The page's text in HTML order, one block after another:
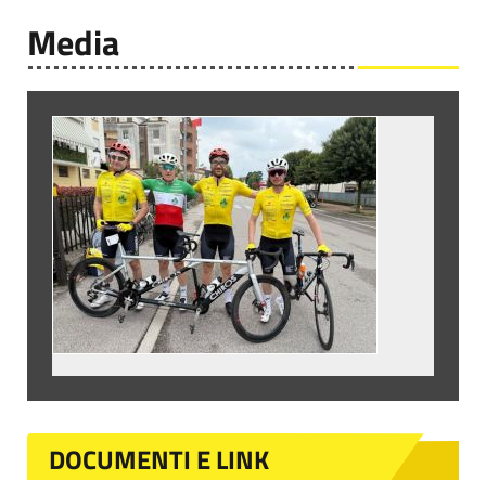
Media
DOCUMENTI E LINK